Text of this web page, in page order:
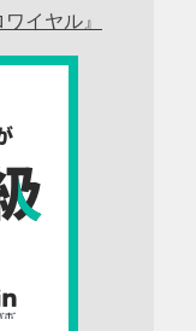
イヤル』